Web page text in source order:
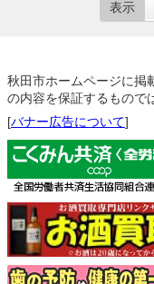
表示
秋田市ホームページに掲
の内容を保証するもので
[バナー広告について]